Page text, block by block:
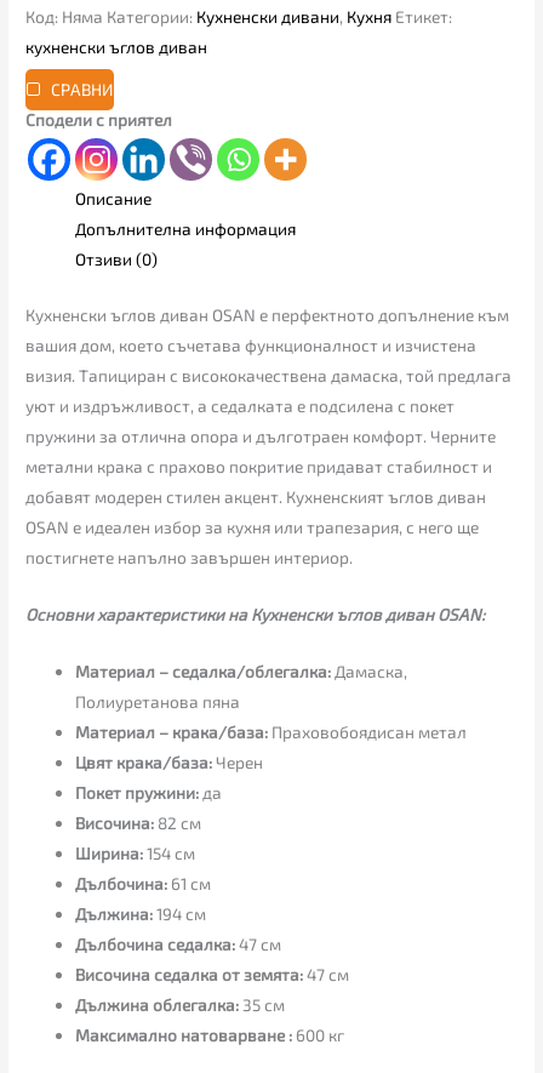
Код: Няма Категории: Кухненски дивани, Кухня Етикет:
кухненски ъглов диван
СРАВНИ
Сподели с приятел
Описание
Допълнителна информация
Отзиви (0)
Кухненски ъглов диван OSAN е перфектното допълнение към
вашия дом, което съчетава функционалност и изчистена
визия. Тапициран с висококачествена дамаска, той предлага
уют и издръжливост, а седалката е подсилена с покет
пружини за отлична опора и дълготраен комфорт. Черните
метални крака с прахово покритие придават стабилност и
добавят модерен стилен акцент. Кухненският ъглов диван
OSAN е идеален избор за кухня или трапезария, с него ще
постигнете напълно завършен интериор.
Основни характеристики на Кухненски ъглов диван OSAN:
Материал – седалка/облегалка: Дамаска,
Полиуретанова пяна
Материал – крака/база: Праховобоядисан метал
Цвят крака/база: Черен
Покет пружини: да
Височина: 82 см
Ширина:154 см
Дълбочина: 61 см
Дължина:194 см
Дълбочина седалка:47 см
Височина седалка от земята:47 см
Дължина облегалка: 35 см
Максимално натоварване : 600 кг